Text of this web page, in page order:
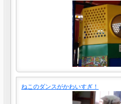
ねこのダンスがかわいすぎ！